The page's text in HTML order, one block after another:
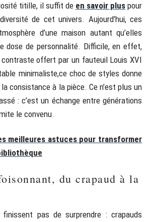
titille, il suffit de en savoir pluspour
de cet univers. Aujourd’hui, ces
d’une maison autant qu’elles
dose de personnalité. Difficile, en effet,
offert par un fauteuil Louis XVI
minimaliste,ce choc de styles donne
consistance à la pièce. Ce n’est plus un
: c’est un échange entre générations
le convenu.
meilleures astuces pour transformer
du crapaud à la
finissent pas de surprendre : crapauds